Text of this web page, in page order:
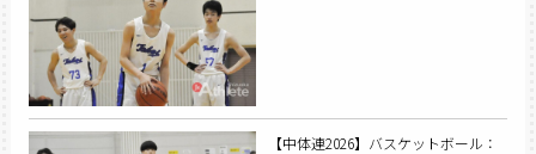
【中体連2026】バスケットボール：